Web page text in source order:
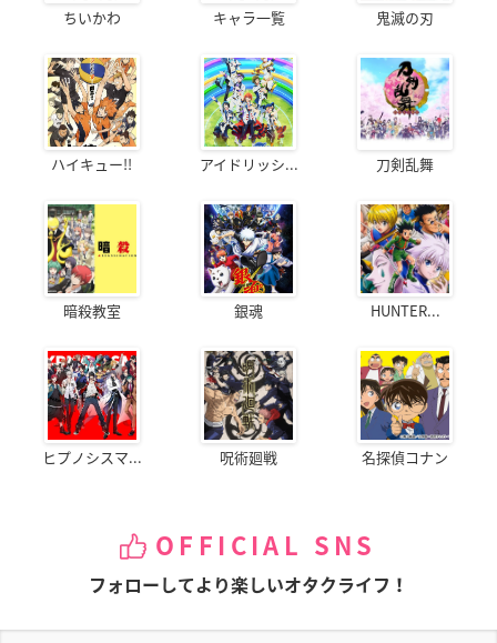
ちいかわ キャラ一覧 鬼滅の刃
ハイキュー!! アイドリッシ... 刀剣乱舞
暗殺教室 銀魂 HUNTER...
ヒプノシスマ... 呪術廻戦 名探偵コナン
OFFICIAL SNS
フォローしてより楽しいオタクライフ！